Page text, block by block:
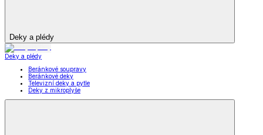
Deky a plédy
Deky a plédy
Beránkové soupravy
Beránkové deky
Televizní deky a pytle
Deky z mikroplyše